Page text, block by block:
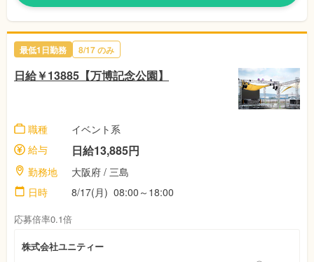
最低1日勤務 8/17 のみ
日給￥13885【万博記念公園】
職種
イベント系
給与
日給13,885円
勤務地
大阪府 / 三島
日時
8/17(月) 08:00～18:00
応募倍率0.1倍
株式会社ユニティー